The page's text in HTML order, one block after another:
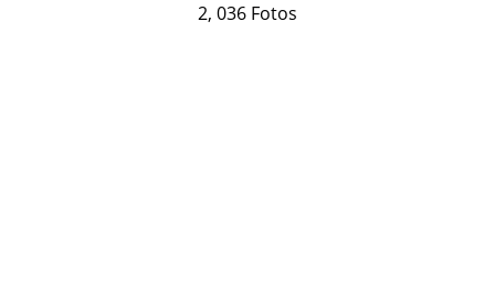
2, 036 Fotos